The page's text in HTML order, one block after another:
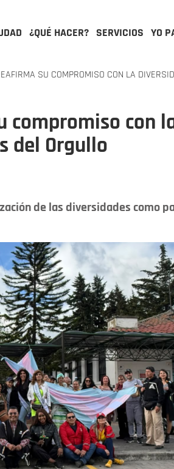
¿QUÉ HACER? SERVICIOS YO
SU COMPROMISO CON LA
compromiso con
del Orgullo
de las diversidades como